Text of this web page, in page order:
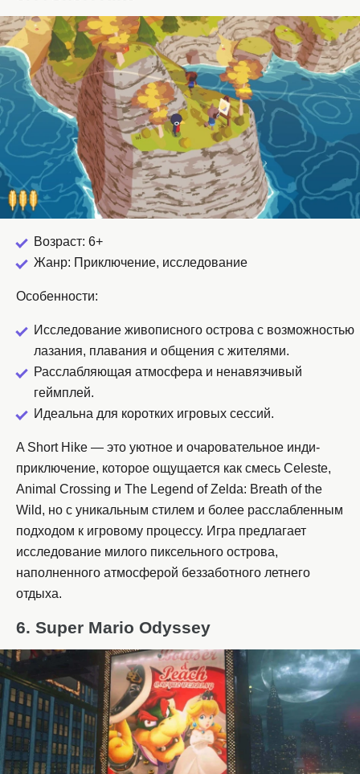
Возраст: 6+
Жанр: Приключение, исследование
Особенности:
Исследование живописного острова с возможностью
лазания, плавания и общения с жителями.
Расслабляющая атмосфера и ненавязчивый
геймплей.
Идеальна для коротких игровых сессий.
A Short Hike — это уютное и очаровательное инди-
приключение, которое ощущается как смесь Celeste,
Animal Crossing и The Legend of Zelda: Breath of the
Wild, но с уникальным стилем и более расслабленным
подходом к игровому процессу. Игра предлагает
исследование милого пиксельного острова,
наполненного атмосферой беззаботного летнего
отдыха.
6. Super Mario Odyssey